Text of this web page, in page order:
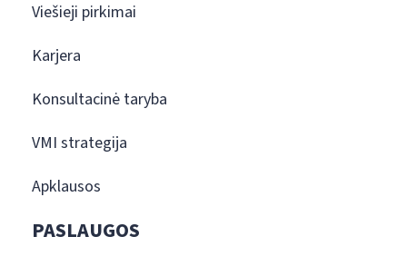
Viešieji pirkimai
Karjera
Konsultacinė taryba
VMI strategija
Apklausos
PASLAUGOS